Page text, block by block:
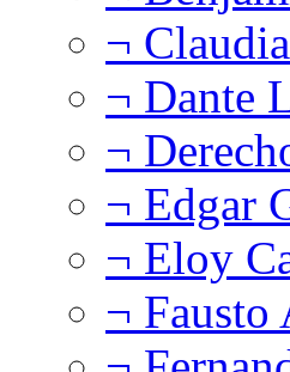
¬
¬ Dante
¬
¬ Edgar
¬ Eloy
¬ Fausto